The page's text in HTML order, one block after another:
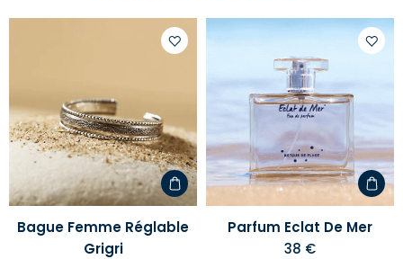
liste
d'envies
Bague Femme Réglable
Grigri
Parfum Eclat De Mer
38 €